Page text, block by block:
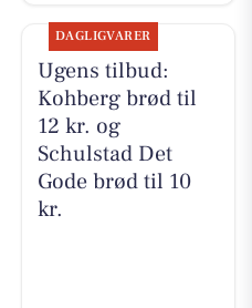
DAGLIGVARER
Ugens tilbud:
Kohberg brød til
12 kr. og
Schulstad Det
Gode brød til 10
kr.